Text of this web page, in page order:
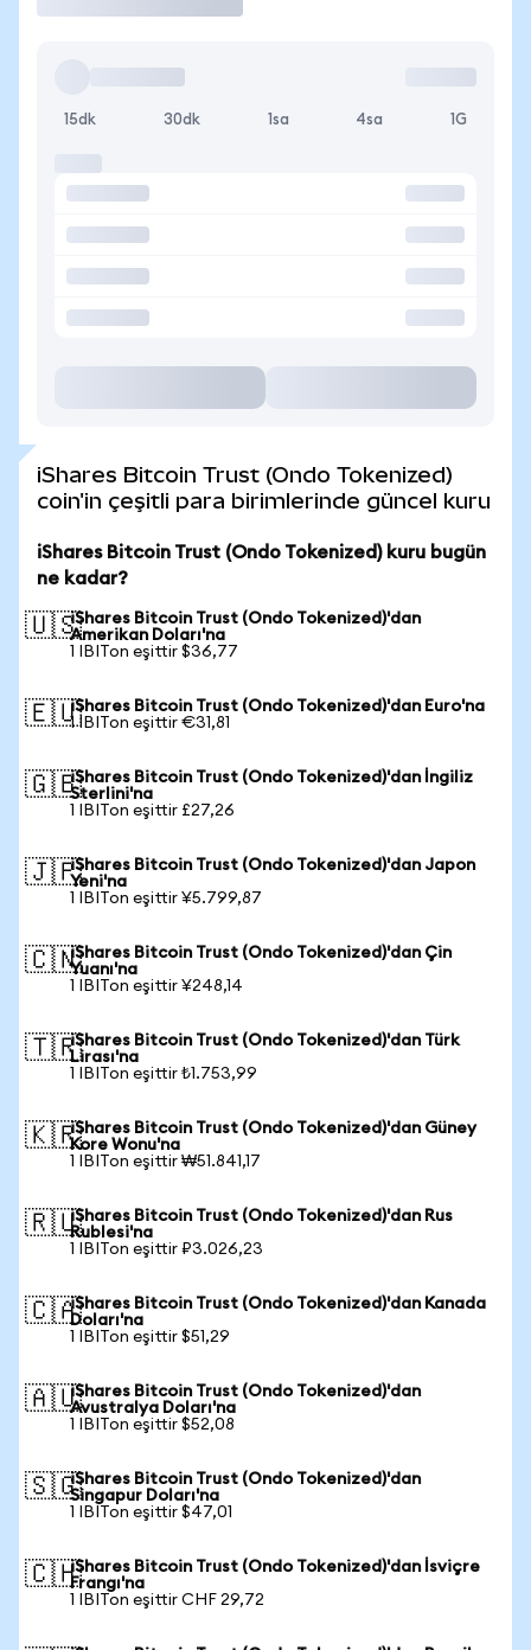
15dk 30dk 1sa 4sa 1G
iShares Bitcoin Trust (Ondo Tokenized)
coin'in çeşitli para birimlerinde güncel kuru
iShares Bitcoin Trust (Ondo Tokenized) kuru bugün
ne kadar?
🇺🇸iShares Bitcoin Trust (Ondo Tokenized)'dan
Amerikan Doları'na
1 IBITon eşittir $36,77
🇪🇺iShares Bitcoin Trust (Ondo Tokenized)'dan Euro'na
1 IBITon eşittir €31,81
🇬🇧iShares Bitcoin Trust (Ondo Tokenized)'dan İngiliz
Sterlini'na
1 IBITon eşittir £27,26
🇯🇵iShares Bitcoin Trust (Ondo Tokenized)'dan Japon
Yeni'na
1 IBITon eşittir ¥5.799,87
🇨🇳iShares Bitcoin Trust (Ondo Tokenized)'dan Çin
Yuanı'na
1 IBITon eşittir ¥248,14
🇹🇷iShares Bitcoin Trust (Ondo Tokenized)'dan Türk
Lirası'na
1 IBITon eşittir ₺1.753,99
🇰🇷iShares Bitcoin Trust (Ondo Tokenized)'dan Güney
Kore Wonu'na
1 IBITon eşittir ₩51.841,17
🇷🇺iShares Bitcoin Trust (Ondo Tokenized)'dan Rus
Rublesi'na
1 IBITon eşittir ₽3.026,23
🇨🇦iShares Bitcoin Trust (Ondo Tokenized)'dan Kanada
Doları'na
1 IBITon eşittir $51,29
🇦🇺iShares Bitcoin Trust (Ondo Tokenized)'dan
Avustralya Doları'na
1 IBITon eşittir $52,08
🇸🇬iShares Bitcoin Trust (Ondo Tokenized)'dan
Singapur Doları'na
1 IBITon eşittir $47,01
🇨🇭iShares Bitcoin Trust (Ondo Tokenized)'dan İsviçre
Frangı'na
1 IBITon eşittir CHF 29,72